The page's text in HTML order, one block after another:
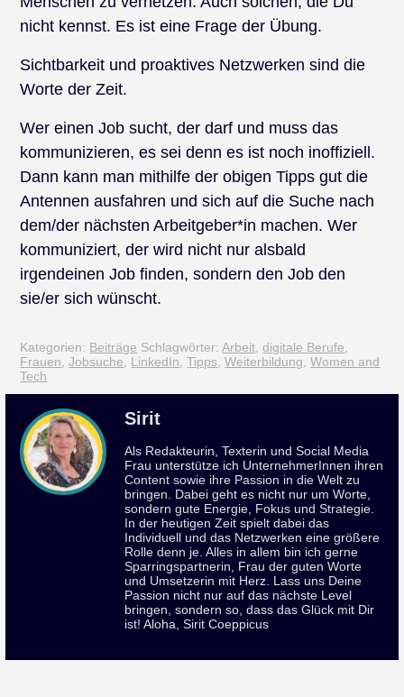
nicht kennst. Es ist eine Frage der Übung.
Sichtbarkeit und proaktives Netzwerken sind die
Worte der Zeit.
Wer einen Job sucht, der darf und muss das
kommunizieren, es sei denn es ist noch inoffiziell.
Dann kann man mithilfe der obigen Tipps gut die
Antennen ausfahren und sich auf die Suche nach
dem/der nächsten Arbeitgeber*in machen. Wer
kommuniziert, der wird nicht nur alsbald
irgendeinen Job finden, sondern den Job den
sie/er sich wünscht.
Kategorien: Beiträge Schlagwörter:Arbeit ,digitale Berufe
Frauen ,Jobsuche LinkedIn ,Tipps ,Weiterbildung ,Women and
Tech
Sirit
Als Redakteurin, Texterin und Social Media
Frau unterstütze ich UnternehmerInnen ihren
Content sowie ihre Passion in die Welt zu
bringen. Dabei geht es nicht nur um Worte,
sondern gute Energie, Fokus und Strategie.
In der heutigen Zeit spielt dabei das
Individuell und das Netzwerken eine größere
Rolle denn je. Alles in allem bin ich gerne
Sparringspartnerin, Frau der guten Worte
und Umsetzerin mit Herz. Lass uns Deine
Passion nicht nur auf das nächste Level
bringen, sondern so, dass das Glück mit Dir
ist! Aloha, Sirit Coeppicus